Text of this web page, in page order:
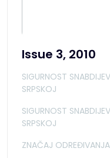
Issue 3, 2010
SIGURNOST
SRPSKOJ
SIGURNOST
SRPSKOJ
ZNAČAJ